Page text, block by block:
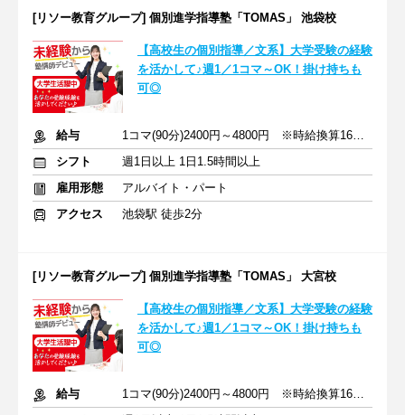
[リソー教育グループ] 個別進学指導塾「TOMAS」 池袋校
【高校生の個別指導／文系】大学受験の経験
を活かして♪週1／1コマ～OK！掛け持ちも
可◎
給与
1コマ(90分)2400円～4800円 ※時給換算1600円～3200円
シフト
週1日以上 1日1.5時間以上
雇用形態
アルバイト・パート
アクセス
池袋駅 徒歩2分
[リソー教育グループ] 個別進学指導塾「TOMAS」 大宮校
【高校生の個別指導／文系】大学受験の経験
を活かして♪週1／1コマ～OK！掛け持ちも
可◎
給与
1コマ(90分)2400円～4800円 ※時給換算1600円～3200円